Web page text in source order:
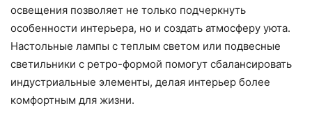
освещения позволяет не только подчеркнуть
особенности интерьера, но и создать атмосферу уюта.
Настольные лампы с теплым светом или подвесные
светильники с ретро-формой помогут сбалансировать
индустриальные элементы, делая интерьер более
комфортным для жизни.